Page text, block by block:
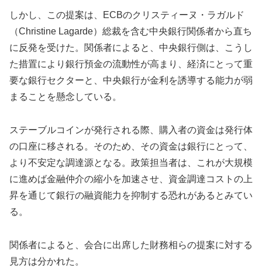
しかし、この提案は、ECBのクリスティーヌ・ラガルド
（Christine Lagarde）総裁を含む中央銀行関係者から直ち
に反発を受けた。関係者によると、中央銀行側は、こうし
た措置により銀行預金の流動性が高まり、経済にとって重
要な銀行セクターと、中央銀行が金利を誘導する能力が弱
まることを懸念している。
ステーブルコインが発行される際、購入者の資金は発行体
の口座に移される。そのため、その資金は銀行にとって、
より不安定な調達源となる。政策担当者は、これが大規模
に進めば金融仲介の縮小を加速させ、資金調達コストの上
昇を通じて銀行の融資能力を抑制する恐れがあるとみてい
る。
関係者によると、会合に出席した財務相らの提案に対する
見方は分かれた。